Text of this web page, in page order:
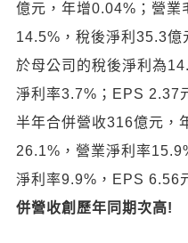
億元，年增0.04%；營業
14.5%，稅後淨利35.3億
於母公司的稅後淨利為
淨利率3.7%；EPS 2.37
半年合併營收316億元，
26.1%，營業淨利率
淨利率9.9%，EPS 6.56
併營收創歷年同期次高!